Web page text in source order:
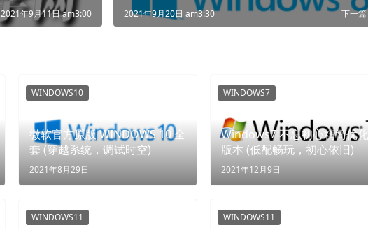
2021年9月11日 am3:00 下一篇
2021年9月20日 am3:30
微软官方原版 WINDOWS 10 全
套 (穿越系统，调试时空)
2021年8月29日
WINDOWS10
Windows7 不忘初心精简优化
版本 (低配畅玩，初心依旧)
2021年12月9日
WINDOWS7
WINDOWS11 WINDOWS11